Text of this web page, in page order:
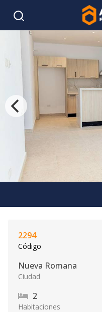
2294
Código
Nueva Romana
Ciudad
2
Habitaciones